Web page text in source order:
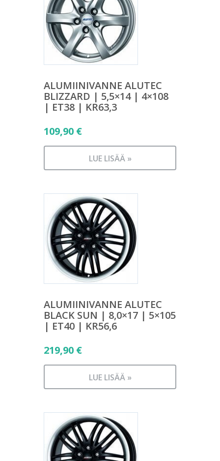
ALUMIINIVANNE ALUTEC
BLIZZARD | 5,5×14 | 4×108
| ET38 | KR63,3
109,90 €
LUE LISÄÄ »
ALUMIINIVANNE ALUTEC
BLACK SUN | 8,0×17 | 5×105
| ET40 | KR56,6
219,90 €
LUE LISÄÄ »